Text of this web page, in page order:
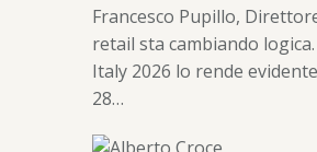
Francesco Pupillo,
retail sta cambiando logica.
Italy 2026 lo rende
28…